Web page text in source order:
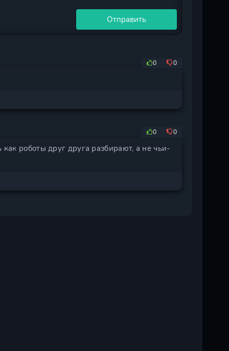
Отправить
0 0
0 0
роботы друг друга разбирают, а не чьи-